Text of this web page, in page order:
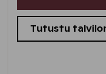
Tutustu